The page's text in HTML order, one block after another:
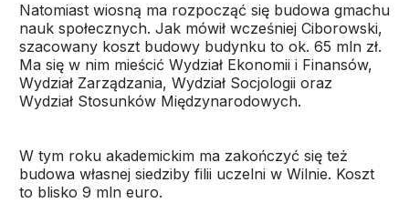
Natomiast wiosną ma rozpocząć się budowa gmachu
nauk społecznych. Jak mówił wcześniej Ciborowski,
szacowany koszt budowy budynku to ok. 65 mln zł.
Ma się w nim mieścić Wydział Ekonomii i Finansów,
Wydział Zarządzania, Wydział Socjologii oraz
Wydział Stosunków Międzynarodowych.
W tym roku akademickim ma zakończyć się też
budowa własnej siedziby filii uczelni w Wilnie. Koszt
to blisko 9 mln euro.